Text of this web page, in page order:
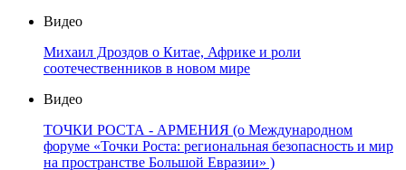
Видео
Михаил Дроздов о Китае, Африке и роли
соотечественников в новом мире
Видео
ТОЧКИ РОСТА - АРМЕНИЯ (о Международном
форуме «Точки Роста: региональная безопасность и мир
на пространстве Большой Евразии» )